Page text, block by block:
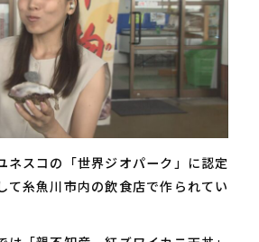
ネスコの「世界ジオパーク」に認定
て糸魚川市内の飲食店で作られてい